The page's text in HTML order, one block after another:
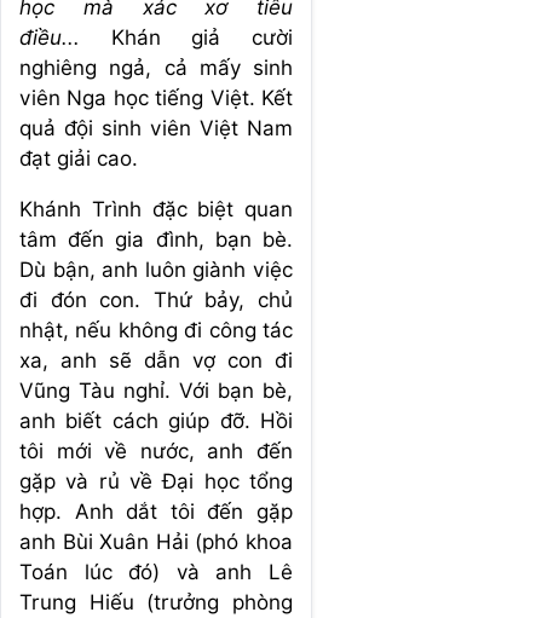
học mà xác xơ tiêu
điều... Khán giả cười
nghiêng ngả, cả mấy sinh
viên Nga học tiếng Việt. Kết
quả đội sinh viên Việt Nam
đạt giải cao.
Khánh Trình đặc biệt quan
tâm đến gia đình, bạn bè.
Dù bận, anh luôn giành việc
đi đón con. Thứ bảy, chủ
nhật, nếu không đi công tác
xa, anh sẽ dẫn vợ con đi
Vũng Tàu nghỉ. Với bạn bè,
anh biết cách giúp đỡ. Hồi
tôi mới về nước, anh đến
gặp và rủ về Đại học tổng
hợp. Anh dắt tôi đến gặp
anh Bùi Xuân Hải (phó khoa
Toán lúc đó) và anh Lê
Trung Hiếu (trưởng phòng